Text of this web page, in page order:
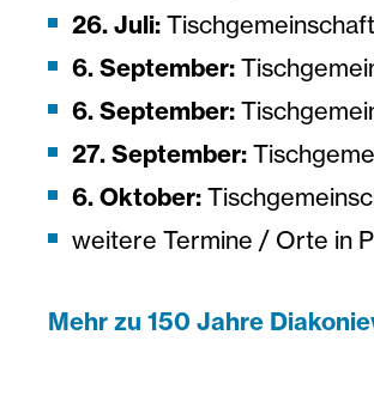
26. Juli:
6. September:
6. September:
27. September:
6. Oktober:
weitere Termine / Orte in
Mehr zu 150 Jahre